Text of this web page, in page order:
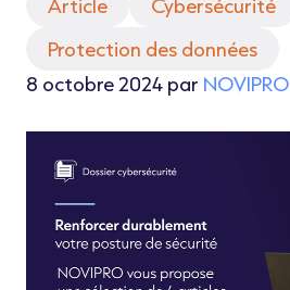
Article Cybersécurité
Protection des données
8 octobre 2024 par NOVIPRO